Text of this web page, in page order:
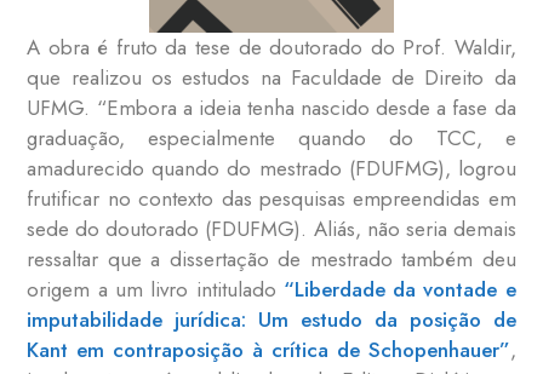
A obra é fruto da tese de doutorado do Prof. Waldir,
que realizou os estudos na Faculdade de Direito da
UFMG. “Embora a ideia tenha nascido desde a fase da
graduação, especialmente quando do TCC, e
amadurecido quando do mestrado (FDUFMG), logrou
frutificar no contexto das pesquisas empreendidas em
sede do doutorado (FDUFMG). Aliás, não seria demais
ressaltar que a dissertação de mestrado também deu
origem a um livro intitulado “Liberdade da vontade e
imputabilidade jurídica: Um estudo da posição de
Kant em contraposição à crítica de Schopenhauer”,